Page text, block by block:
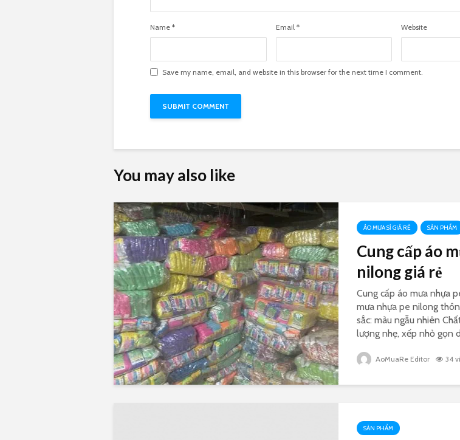
Name * Email * Website
Save my name, email, and website in this browser for the next time I comment.
You may also like
ÁO MƯA SỈ GIÁ RẺ SẢN PHẨM
Cung cấp áo
nilong giá rẻ
Cung cấp áo mưa nhựa
mưa nhựa pe nilong
sắc: màu ngẫu nhiên
lượng nhẹ, xếp nhỏ gọn
AoMuaRe Editor 34
SẢN PHẨM